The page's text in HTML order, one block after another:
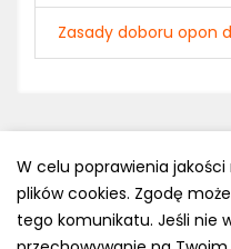
Zasady doboru opon
Polityka prywatności
W celu poprawienia
plików cookies. Zgodę
tego komunikatu. Jeśli nie